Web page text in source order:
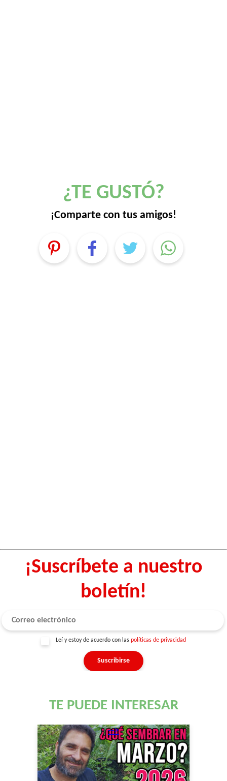
¿TE GUSTÓ?
¡Comparte con tus amigos!
¡Suscríbete a nuestro
boletín!
Leí y estoy de acuerdo con las políticas de privacidad
TE PUEDE INTERESAR
-->